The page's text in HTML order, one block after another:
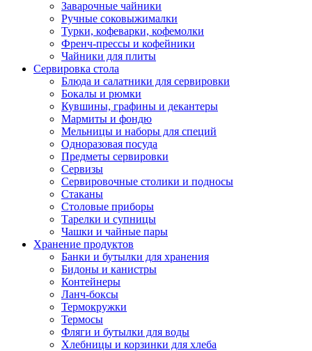
Заварочные чайники
Ручные соковыжималки
Турки, кофеварки, кофемолки
Френч-прессы и кофейники
Чайники для плиты
Сервировка стола
Блюда и салатники для сервировки
Бокалы и рюмки
Кувшины, графины и декантеры
Мармиты и фондю
Мельницы и наборы для специй
Одноразовая посуда
Предметы сервировки
Сервизы
Сервировочные столики и подносы
Стаканы
Столовые приборы
Тарелки и супницы
Чашки и чайные пары
Хранение продуктов
Банки и бутылки для хранения
Бидоны и канистры
Контейнеры
Ланч-боксы
Термокружки
Термосы
Фляги и бутылки для воды
Хлебницы и корзинки для хлеба